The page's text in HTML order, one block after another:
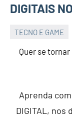
DIGITAIS
TECNO E GAME
Quer se
Aprenda
DIGITAL, nos